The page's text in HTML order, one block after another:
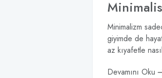
Minimalizm
giyimde de
az kıyafetle
Devamını Oku